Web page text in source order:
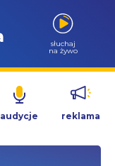
słuchaj
na żywo
audycje reklama